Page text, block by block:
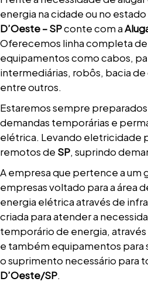
energia na cidade ou no
D’Oeste – SPconte com a
Oferecemos linha completa
equipamentos como cabos,
intermediárias, robôs, bacia
entre outros.
Estaremos sempre
demandas temporárias e
elétrica. Levando eletricidade
remotos de SP, suprindo
A empresa que pertence a um
empresas voltado para a área
energia elétrica através de
criada para atender a
temporário de energia,
e também equipamentos
o suprimento necessário para
D’Oeste/SP.